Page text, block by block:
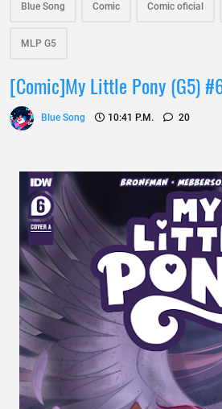
Blue Song Comic Comic oficial
MLP G5
[Comic]My Little Pony (G5)
Blue Song 10:41 P.m. 20